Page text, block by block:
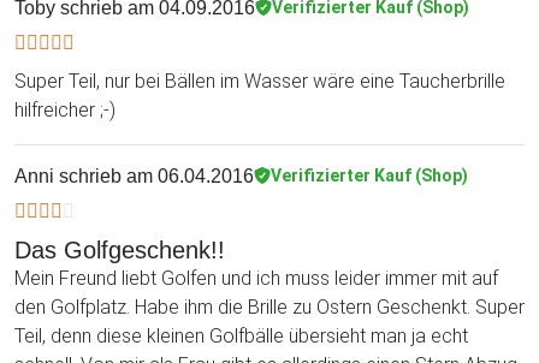
Toby schrieb am 04.09.2016 Verifizierter Kauf (Shop)
Super Teil, nur bei Bällen im Wasser wäre eine Taucherbrille
hilfreicher ;-)
Anni schrieb am 06.04.2016 Verifizierter Kauf (Shop)
Das Golfgeschenk!!
Mein Freund liebt Golfen und ich muss leider immer mit auf
den Golfplatz. Habe ihm die Brille zu Ostern Geschenkt. Super
Teil, denn diese kleinen Golfbälle übersieht man ja echt